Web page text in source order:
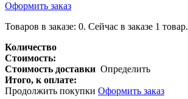
Оформить заказ
Товаров в заказе: 0. Сейчас в заказе 1 товар.
Количество
Стоимость:
Стоимость доставки Определить
Итого, к оплате:
Продолжить покупки Оформить заказ